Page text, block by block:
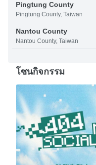
Pingtung County
Pingtung County, Taiwan
Nantou County
Nantou County, Taiwan
โซนกิจกรรม